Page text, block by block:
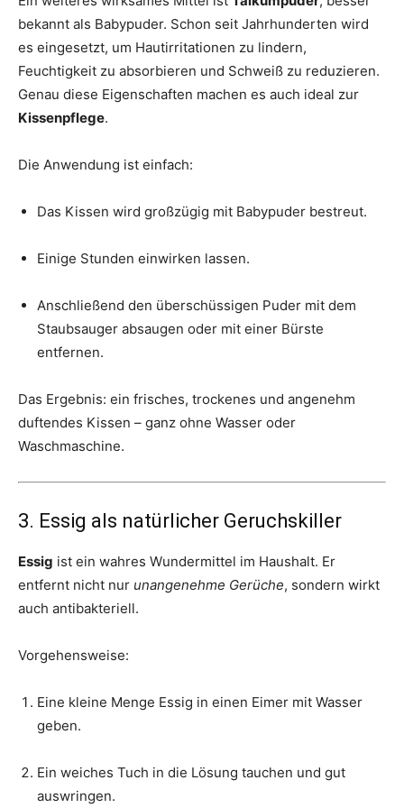
bekannt als Babypuder. Schon seit Jahrhunderten wird
es eingesetzt, um Hautirritationen zu lindern,
Feuchtigkeit zu absorbieren und Schweiß zu reduzieren.
Genau diese Eigenschaften machen es auch ideal zur
Kissenpflege.
Die Anwendung ist einfach:
Das Kissen wird großzügig mit Babypuder bestreut.
Einige Stunden einwirken lassen.
Anschließend den überschüssigen Puder mit dem
Staubsauger absaugen oder mit einer Bürste
entfernen.
Das Ergebnis: ein frisches, trockenes und angenehm
duftendes Kissen – ganz ohne Wasser oder
Waschmaschine.
3. Essig als natürlicher Geruchskiller
Essig ist ein wahres Wundermittel im Haushalt. Er
entfernt nicht nur unangenehme Gerüche, sondern wirkt
auch antibakteriell.
Vorgehensweise:
Eine kleine Menge Essig in einen Eimer mit Wasser
geben.
Ein weiches Tuch in die Lösung tauchen und gut
auswringen.